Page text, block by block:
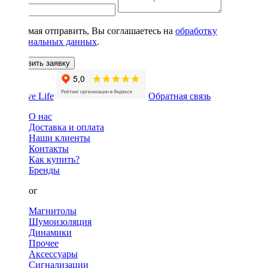
Нажимая отправить, Вы соглашаетесь на обработку
персональных данных.
Оставить заявку
Обратная связь
О нас
Доставка и оплата
Наши клиенты
Контакты
Как купить?
Бренды
Каталог
Магнитолы
Шумоизоляция
Динамики
Прочее
Аксессуары
Сигнализации